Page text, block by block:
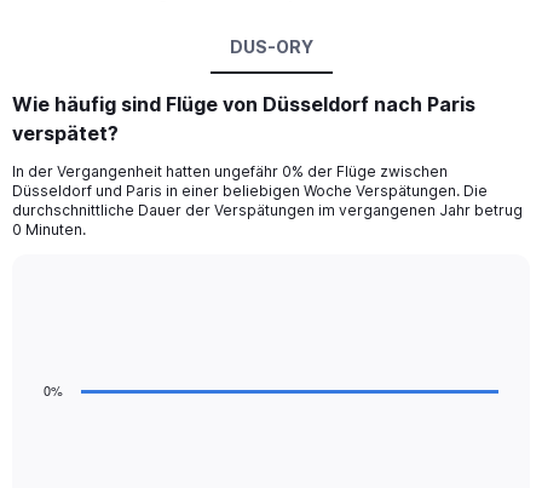
DUS-ORY
Wie häufig sind Flüge von Düsseldorf nach Paris
verspätet?
In der Vergangenheit hatten ungefähr 0% der Flüge zwischen
Düsseldorf und Paris in einer beliebigen Woche Verspätungen. Die
durchschnittliche Dauer der Verspätungen im vergangenen Jahr betrug
0 Minuten.
data
points.
0%